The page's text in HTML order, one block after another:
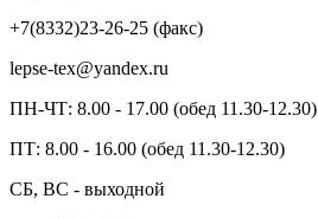
+7(8332)23-26-25 (факс)
lepse-tex@yandex.ru
ПН-ЧТ: 8.00 - 17.00 (обед 11.30-12.30)
ПТ: 8.00 - 16.00 (обед 11.30-12.30)
СБ, ВС - выходной